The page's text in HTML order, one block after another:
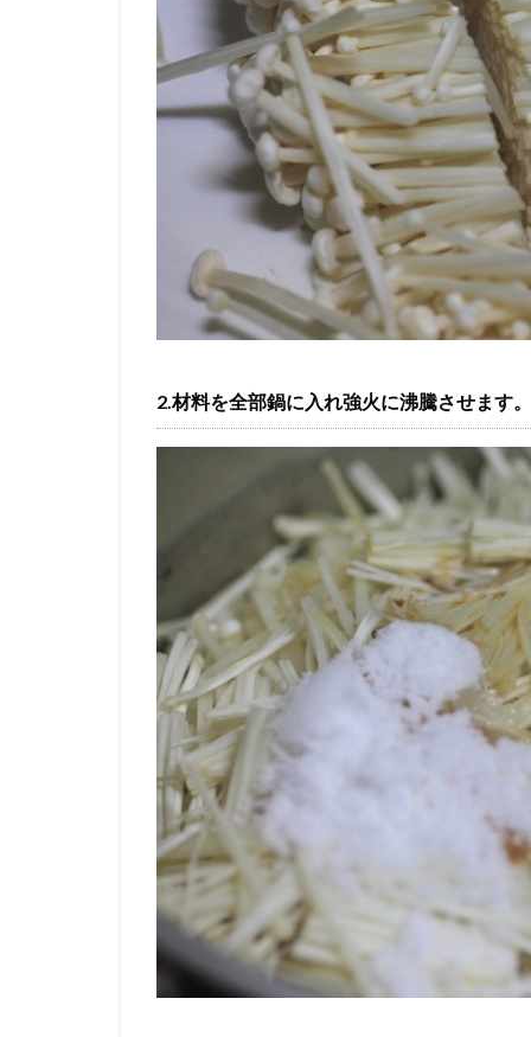
2.材料を全部鍋に入れ強火に沸騰させます。